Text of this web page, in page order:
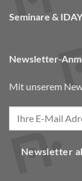
Seminare & IDAY
Newsletter-
Mit unserem
Newsletter